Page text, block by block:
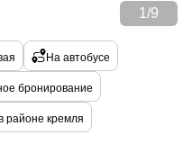
1 /9
На автобусе
бронирование
районе кремля